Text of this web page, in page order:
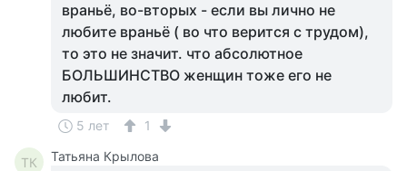
враньё, во-вторых - если вы лично не
любите враньё ( во что верится с трудом),
то это не значит. что абсолютное
БОЛЬШИНСТВО женщин тоже его не
любит.
5 лет 1
ТК Татьяна Крылова